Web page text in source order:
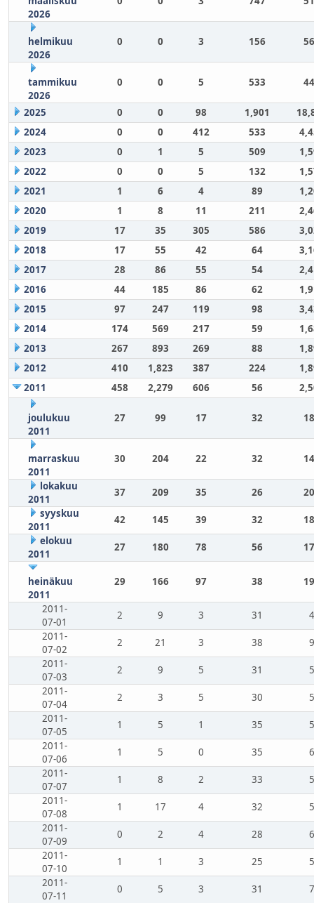
2026
helmikuu
2026
0 0 3 156
tammikuu
2026
0 0 5 533
2025 0 0 98 1,901
2024
0 0 412 533
2023
0 1 5 509
2022
0 0 5 132
2021
1 6 4 89
2020
1 8 11 211
2019
17 35 305 586
2018
17 55 42 64
2017
28 86 55 54
2016
44 185 86 62
2015
97 247 119 98
2014
174 569 217 59
2013
267 893 269 88
2012
410 1,823 387 224
2011
458 2,279 606 56
joulukuu
2011
27 99 17 32
marraskuu
2011
30 204 22 32
lokakuu
2011
37 209 35 26
syyskuu
2011
42 145 39 32
elokuu
2011
27 180 78 56
heinäkuu
2011
29 166 97 38
2011-
07-01
2 9 3 31
2011-
07-02
2 21 3 38
2011-
07-03
2 9 5 31
2011-
07-04
2 3 5 30
2011-
07-05
1 5 1 35
2011-
07-06
1 5 0 35
2011-
07-07
1 8 2 33
2011-
07-08
1 17 4 32
2011-
07-09
0 2 4 28
2011-
07-10
1 1 3 25
2011-
07-11
0 5 3 31